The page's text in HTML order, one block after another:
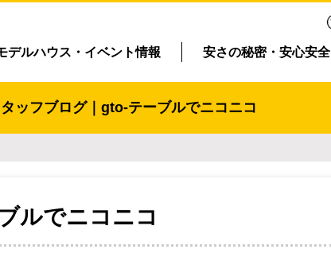
デルハウス・イベント情報 安さの秘密・安心安全
ッフブログ｜gto-テーブルでニコニコ
ルでニコニコ